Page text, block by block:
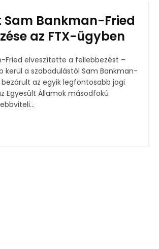
Sam Bankman-Fried
az FTX-ügyben
Fried elveszítette a fellebbezést –
szabadulástól Sam Bankman-
az egyik legfontosabb jogi
Egyesült Államok másodfokú